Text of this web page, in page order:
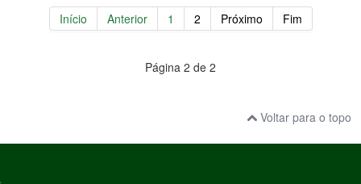
Início Anterior 1 2 Próximo Fim
Página 2 de 2
Voltar para o topo